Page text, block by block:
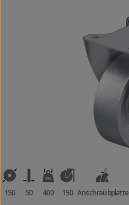
150 50 400 190 Anschraubplatte